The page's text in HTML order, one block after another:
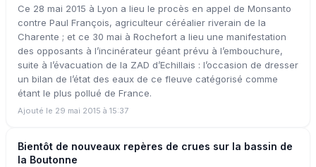
Ce 28 mai 2015 à Lyon a lieu le procès en appel de Monsanto
contre Paul François, agriculteur céréalier riverain de la
Charente ; et ce 30 mai à Rochefort a lieu une manifestation
des opposants à l’incinérateur géant prévu à l’embouchure,
suite à l’évacuation de la ZAD d’Echillais : l’occasion de dresser
un bilan de l’état des eaux de ce fleuve catégorisé comme
étant le plus pollué de France.
Ajouté le 29 mai 2015 à 15:37
Bientôt de nouveaux repères de crues sur la bassin de
la Boutonne